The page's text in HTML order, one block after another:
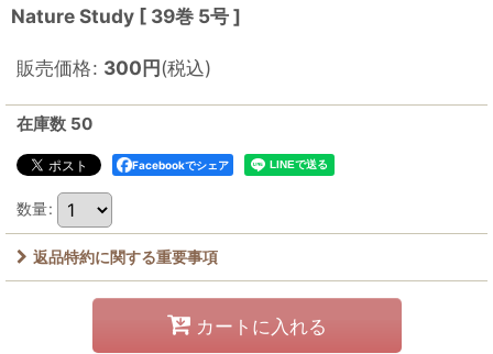
Nature Study [ 39巻 5号 ]
販売価格: 300円(税込)
在庫数 50
Facebookでシェア
数量:
返品特約に関する重要事項
カートに入れる